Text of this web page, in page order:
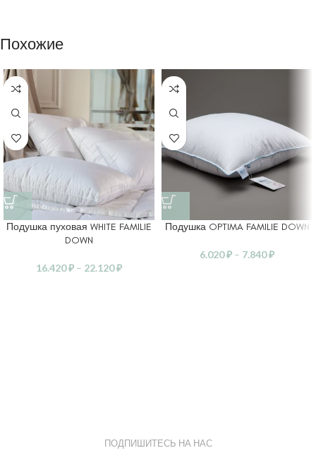
Похожие
Подушка пуховая WHITE FAMILIE
DOWN
16.420₽ – 22.120₽
Подушка OPTIMA FAMILIE DOWN
6.020₽ – 7.840₽
ПОДПИШИТЕСЬ НА НАС